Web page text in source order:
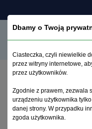
Preparat ziołowy
zaburzeń lękowych i
Dbamy o Twoją
Ciasteczka, czyli niewielkie
przez witryny internetowe,
przez użytkowników.
Zgodnie z prawem, zezwala
urządzeniu użytkownika
danej strony. W przypadku
zgoda użytkownika.